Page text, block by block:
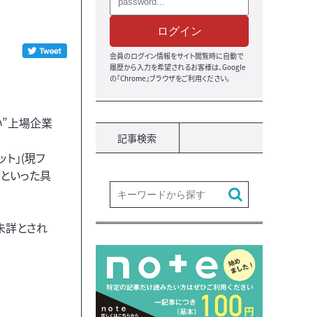
”上場企業
ト」(現フ
といった具
詳とされ
ログイン
会員のログイン情報をサイト閲覧時に自動で
履歴から入力を希望されるお客様は、Google
の『Chrome』ブラウザをご利用ください。
記事検索